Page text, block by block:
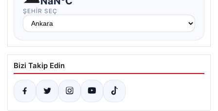
ŞEHIR SEÇ
Bizi Takip Edin